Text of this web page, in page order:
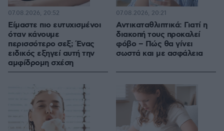
Είμαστε πιο ευτυχισμένοι
όταν κάνουμε
περισσότερο σεξ; Ένας
ειδικός εξηγεί αυτή την
αμφίδρομη σχέση
07.08.2026, 20:52
Αντικαταθλιπτικά: Γιατί η
διακοπή τους προκαλεί
φόβο – Πώς θα γίνει
σωστά και με ασφάλεια
07.08.2026, 20:21